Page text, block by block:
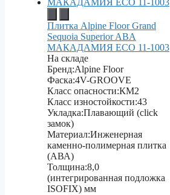
Плитка Alpine Floor Grand
Sequoia Superior ABA
МАКАДАМИЯ ECO 11-1003
На складе
Бренд:Alpine Floor
Фаска:4V-GROOVE
Класс опасности:КМ2
Класс изностойкости:43
Укладка:Плавающий (click
замок)
Материал:Инженерная
каменно-полимерная плитка
(АВА)
Толщина:8,0
(интегрированная подложка
ISOFIX) мм